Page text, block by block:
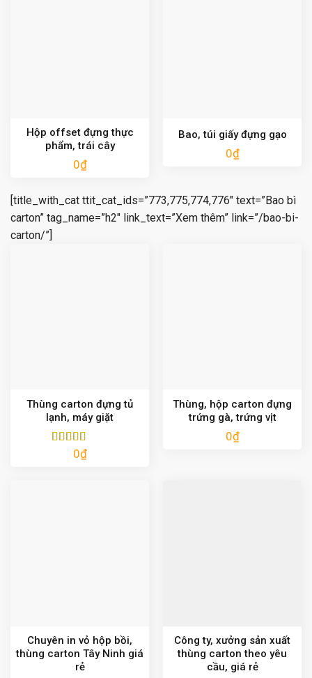
Hộp offset đựng thực
phẩm, trái cây
0₫
Bao, túi giấy đựng gạo
0₫
[title_with_cat ttit_cat_ids=”773,775,774,776″ text=”Bao bì
carton” tag_name=”h2″ link_text=”Xem thêm” link=”/bao-bi-
carton/”]
Thùng carton đựng tủ
lạnh, máy giặt
Được xếp
0₫
Thùng, hộp carton đựng
trứng gà, trứng vịt
0₫
Chuyên in vỏ hộp bồi,
thùng carton Tây Ninh giá
rẻ
Công ty, xưởng sản xuất
thùng carton theo yêu
cầu, giá rẻ